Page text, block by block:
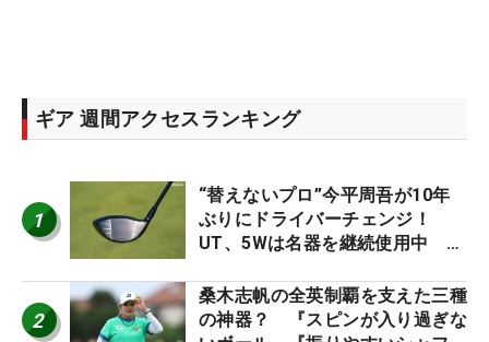
ギア 週間アクセスランキング
1
“替えないプロ”今平周吾が10年
ぶりにドライバーチェンジ！
UT、5Wは名器を継続使用中 #
2
桑木志帆の全英制覇を支えた三種
の神器？ 『スピンが入り過ぎな